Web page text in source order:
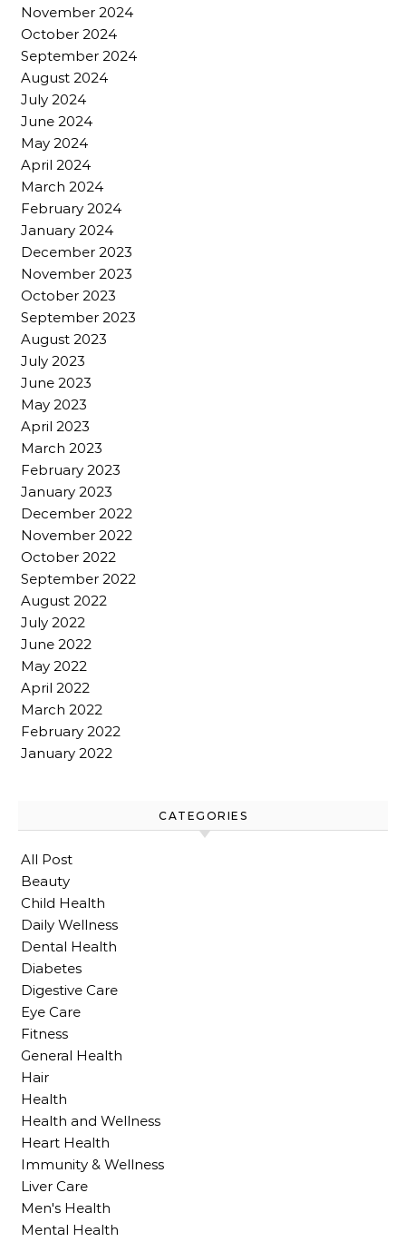
November 2024
October 2024
September 2024
August 2024
July 2024
June 2024
May 2024
April 2024
March 2024
February 2024
January 2024
December 2023
November 2023
October 2023
September 2023
August 2023
July 2023
June 2023
May 2023
April 2023
March 2023
February 2023
January 2023
December 2022
November 2022
October 2022
September 2022
August 2022
July 2022
June 2022
May 2022
April 2022
March 2022
February 2022
January 2022
CATEGORIES
All Post
Beauty
Child Health
Daily Wellness
Dental Health
Diabetes
Digestive Care
Eye Care
Fitness
General Health
Hair
Health
Health and Wellness
Heart Health
Immunity & Wellness
Liver Care
Men's Health
Mental Health